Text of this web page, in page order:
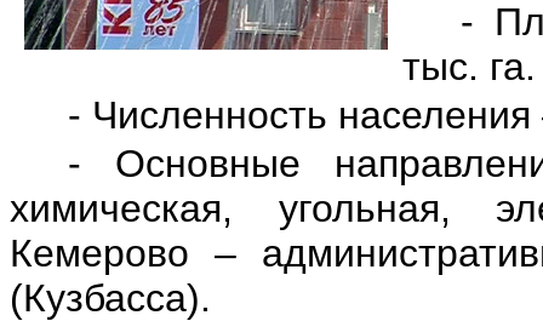
-
тыс. га.
- Численность
- Основные
химическая, угольная,
Кемерово –
(Кузбасса).